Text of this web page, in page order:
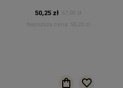
50,25 zł 67,00 zł
Najniższa cena:
50,25 zł